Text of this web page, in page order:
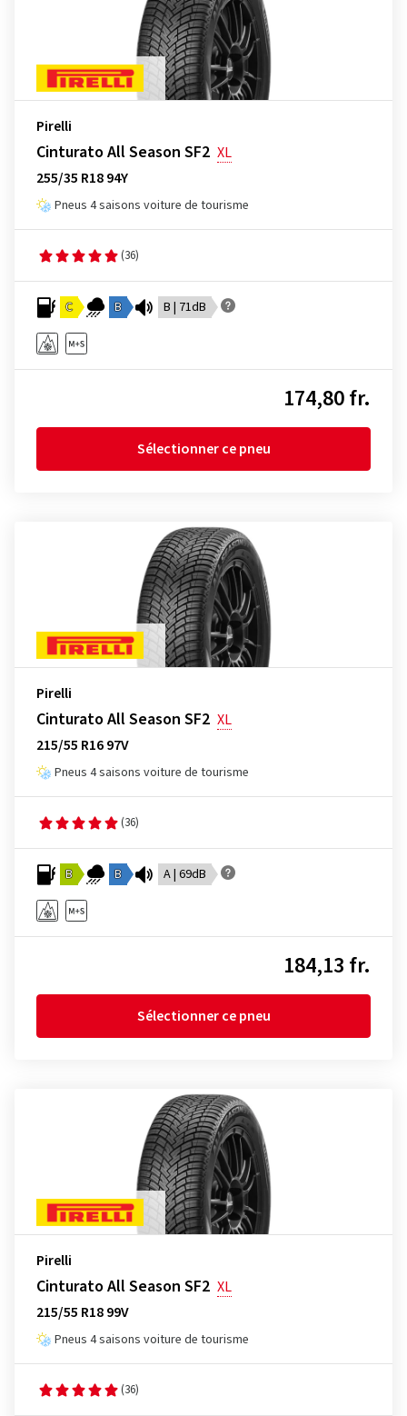
Pirelli
Cinturato All Season SF2 XL
255/35 R18 94Y
Pneus 4 saisons voiture de tourisme
(36)
C B B | 71dB
174,80 fr.
Sélectionner ce pneu
Pirelli
Cinturato All Season SF2 XL
215/55 R16 97V
Pneus 4 saisons voiture de tourisme
(36)
B B A | 69dB
184,13 fr.
Sélectionner ce pneu
Pirelli
Cinturato All Season SF2 XL
215/55 R18 99V
Pneus 4 saisons voiture de tourisme
(36)